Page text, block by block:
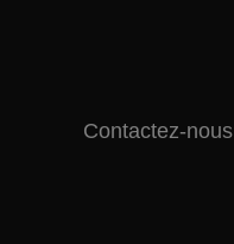
Contactez-nous